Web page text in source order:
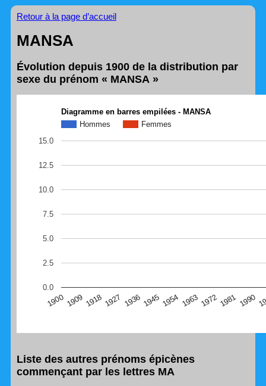
Retour à la page d’accueil
MANSA
Évolution depuis 1900 de la distribution par
sexe du prénom « MANSA »
Diagramme en barres empilées - MANSA
Hommes
Femmes
1900 1909 1918 1927 1936 1945 1954 1963 19721981 1990
0.0
2.5
5.0
7.5
10.0
12.5
15.0
navigateur Safari en ce moment)
Liste des autres prénoms épicènes
commençant par les lettres MA